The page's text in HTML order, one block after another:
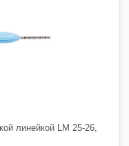
линейкой LM 25-26,